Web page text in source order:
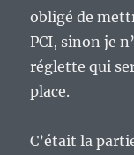
obligé de
PCI, sinon je
réglette qui
place.
C’était la